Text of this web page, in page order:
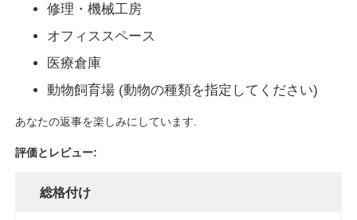
修理・機械工房
オフィススペース
医療倉庫
動物飼育場 (動物の種類を指定してください)
あなたの返事を楽しみにしています.
評価とレビュー:
総格付け